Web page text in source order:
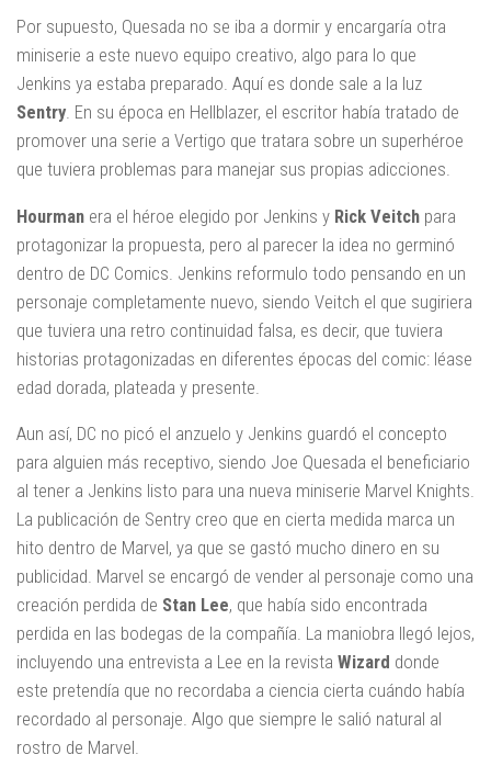
Por supuesto, Quesada no se iba a dormir y encargaría otra
miniserie a este nuevo equipo creativo, algo para lo que
Jenkins ya estaba preparado. Aquí es donde sale a la luz
Sentry . En su época en Hellblazer, el escritor había tratado de
promover una serie a Vertigo que tratara sobre un superhéroe
que tuviera problemas para manejar sus propias adicciones.
Hourman era el héroe elegido por Jenkins y Rick Veitch para
protagonizar la propuesta, pero al parecer la idea no germinó
dentro de DC Comics. Jenkins reformulo todo pensando en un
personaje completamente nuevo, siendo Veitch el que sugiriera
que tuviera una retro continuidad falsa, es decir, que tuviera
historias protagonizadas en diferentes épocas del comic: léase
edad dorada, plateada y presente.
Aun así, DC no picó el anzuelo y Jenkins guardó el concepto
para alguien más receptivo, siendo Joe Quesada el beneficiario
al tener a Jenkins listo para una nueva miniserie Marvel Knights.
La publicación de Sentry creo que en cierta medida marca un
hito dentro de Marvel, ya que se gastó mucho dinero en su
publicidad. Marvel se encargó de vender al personaje como una
creación perdida de Stan Lee, que había sido encontrada
perdida en las bodegas de la compañía. La maniobra llegó lejos,
incluyendo una entrevista a Lee en la revista Wizard donde
este pretendía que no recordaba a ciencia cierta cuándo había
recordado al personaje. Algo que siempre le salió natural al
rostro de Marvel.